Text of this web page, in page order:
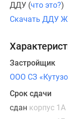
стояков
в
первых
этажах
жилых
секций
проектом
ДДУ (что это?)
Скачать ДДУ
Застройщик
ООО СЗ
Срок сдачи
сдан корпус 1А